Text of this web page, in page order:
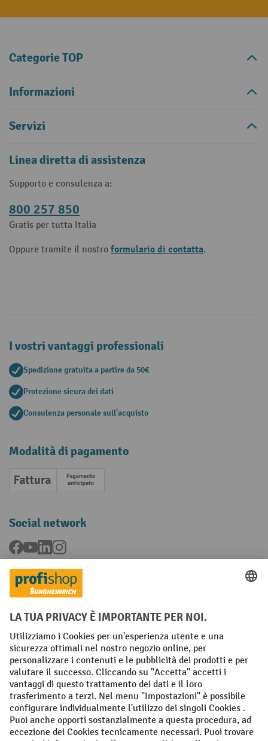
Categorie TOP
Informazioni
Servizi
Linea diretta di assistenza
Supporto e consulenza a:
800 257 850
Gratis per tutta Italia
Oppure tramite il nostro formulario di contatta.
I vostri vantaggi professionali
Spedizione gratuita a partire da 50€
Protezione sicura dei dati
Consulenza personale sull'acquisto
Modalità di pagamento
Fattura Pagamento anticipato
Social network
Facebook
YouTubeLinkedInInstagram
Condizioni Generali di Vendita
Dichiarazione di protezione dei dati Impronta
Impostazioni sulla privacy
All prices excl. VAT plusshipping costsand possible delivery charges,
if not stated otherwise.
¹ Lo sconto è valido fino a esaurimento scorte. Lo sconto non si applica
ai prezzi speciali. Non è possibile la combinazione con altri sconti o